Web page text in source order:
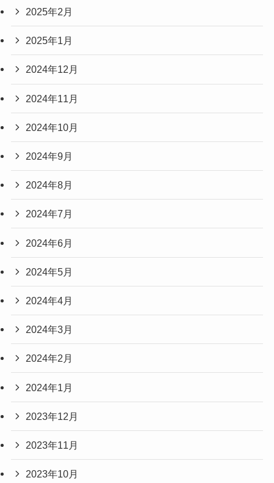
2025年2月
2025年1月
2024年12月
2024年11月
2024年10月
2024年9月
2024年8月
2024年7月
2024年6月
2024年5月
2024年4月
2024年3月
2024年2月
2024年1月
2023年12月
2023年11月
2023年10月